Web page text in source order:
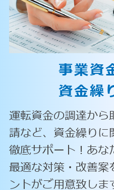
事業資
資金繰
運転資金の調達から
請など、資金繰り
徹底サポート！あ
最適な対策・改善
ントがご用意致しま